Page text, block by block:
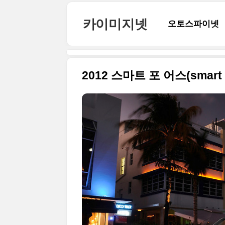
카이미지넷 오토스파이넷
2012 스마트 포 어스